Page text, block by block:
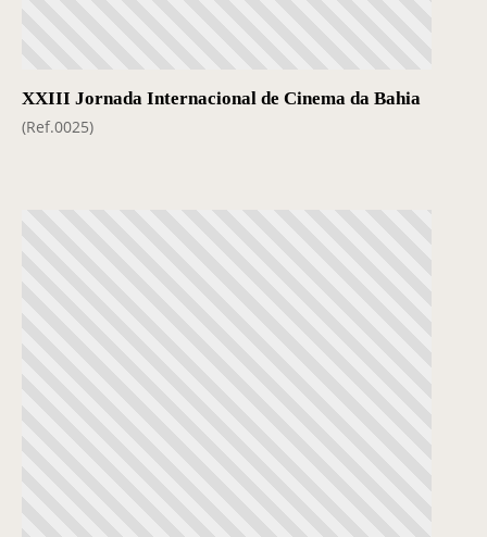
XXIII Jornada Internacional de Cinema da Bahia
(Ref.0025)